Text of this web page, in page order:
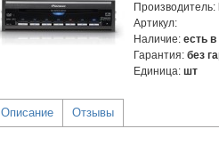
Производитель:
Артикул:
Наличие: есть
Гарантия: без
Единица: шт
Описание Отзывы